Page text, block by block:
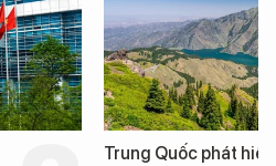
Loạt dự án bất động